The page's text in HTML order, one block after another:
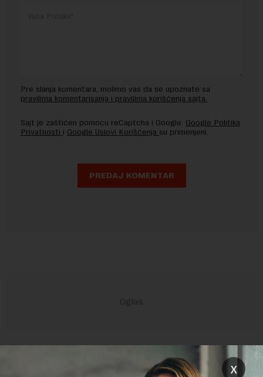
Pre slanja komentara, molimo vas da se upoznate sa
pravilima komentarisanja i pravilima korišćenja sajta.
Sajt je zaštićen pomocu reCaptcha i Google. Google Politika
Privatnosti i Google Uslovi Korišćenja su primenjeni.
x